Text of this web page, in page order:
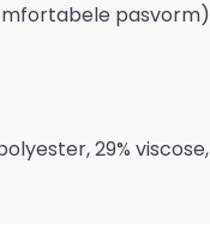
pasvorm)
29%